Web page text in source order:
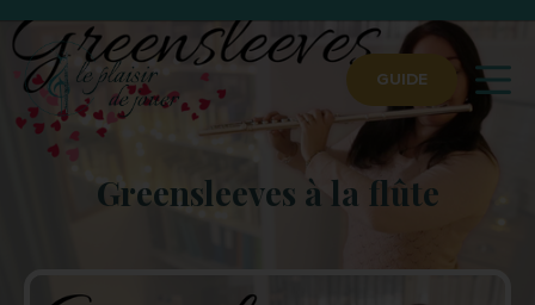
GUIDE
Greensleeves à la flûte